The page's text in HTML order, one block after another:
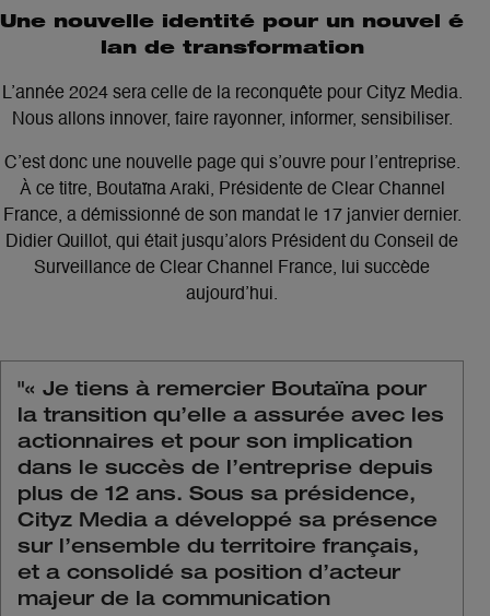
Une nouvelle identité pour un nouvel é
lan de transformation
L’année 2024 sera celle de la reconquête pour Cityz Media.
Nous allons innover, faire rayonner, informer, sensibiliser.
C’est donc une nouvelle page qui s’ouvre pour l’entreprise.
À ce titre, Boutaïna Araki, Présidente de Clear Channel
France, a démissionné de son mandat le 17 janvier dernier.
Didier Quillot, qui était jusqu’alors Président du Conseil de
Surveillance de Clear Channel France, lui succède
aujourd’hui.
"« Je tiens à remercier Boutaïna pour
la transition qu’elle a assurée avec les
actionnaires et pour son implication
dans le succès de l’entreprise depuis
plus de 12 ans. Sous sa présidence,
Cityz Media a développé sa présence
sur l’ensemble du territoire français,
et a consolidé sa position d’acteur
majeur de la communication